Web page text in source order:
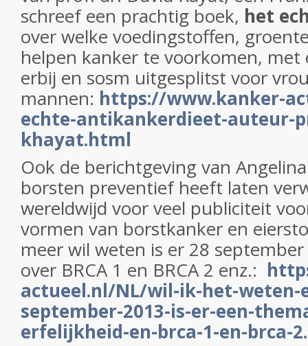
schreef een prachtig boek, het
over welke voedingstoffen,
helpen kanker te voorkomen, met
erbij en sosm uitgesplitst voor
mannen: https://www.kanker-
echte-antikankerdieet-auteur-
khayat.html
Ook de berichtgeving van
borsten preventief heeft laten
wereldwijd voor veel publiciteit
vormen van borstkanker en
meer wil weten is er 28
over BRCA 1 en BRCA 2 enz.:
actueel.nl/NL/wil-ik-het-weten-
september-2013-is-er-een-
erfelijkheid-en-brca-1-en-brca-